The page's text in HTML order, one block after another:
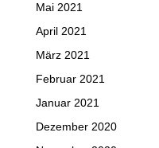
Mai 2021
April 2021
März 2021
Februar 2021
Januar 2021
Dezember 2020